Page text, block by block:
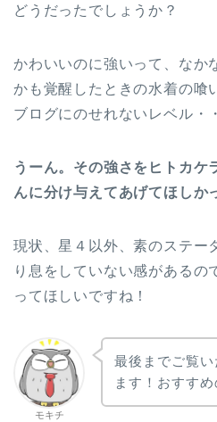
どうだったでしょうか？
かわいいのに強いって、なか
かも覚醒したときの水着の喰
ブログにのせれないレベル・
うーん。その強さをヒトカケ
んに分け与えてあげてほしか
現状、星４以外、素のステー
り息をしていない感があるの
ってほしいですね！
モキチ
最後までご覧
ます！おすす